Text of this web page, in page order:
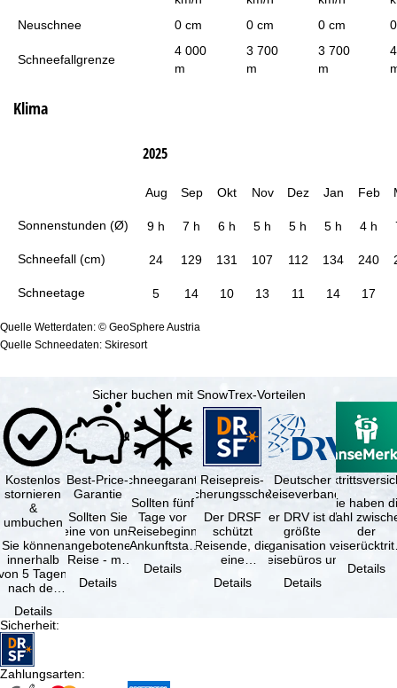
Neuschnee
0 cm 0 cm 0 cm
Schneefallgrenze
4 000
m
3 700
m
3 700
m
Klima
Sonnenstunden (Ø)
Schneefall (cm)
Schneetage
2025
Aug Sep Okt Nov Dez Jan Feb
9 h 7 h 6 h 5 h 5 h 5 h 4 h
24 129 131 107 112 134 240
5 14 10 13 11 14 17
Quelle Wetterdaten: © GeoSphere Austria
Quelle Schneedaten: Skiresort
Sicher buchen mit SnowTrex-Vorteilen
Kostenlos
stornieren
&
umbuchen
Sie können
innerhalb
5 Tagen
nach der
kostenfrei
…
Details
Best-Price-
Garantie
Sollten Sie
eine von uns
angebotene
Reise - mit
Verfügbarkeit
Details
Schneegarantie
Sollten fünf
Tage vor
Reisebeginn
(Ankunftstag)
Schneemangel
Details
Reisepreis-
Sicherungsschein
Der DRSF
schützt
Reisende, die
eine
oder
Details
Deutscher
Reiseverband
Der DRV ist die
größte
Organisation von
Reisebüros und
Reiseveranstaltern
in …
Details
Sie haben
Wahl
der
(inklusive
Details
Sicherheit:
Zahlungsarten: